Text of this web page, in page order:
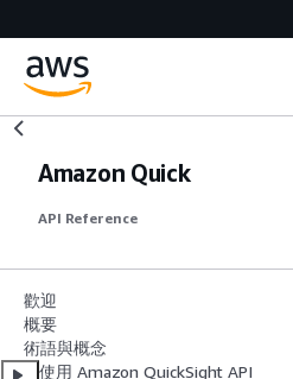
Amazon Quick
API Reference
歡迎
概要
術語與概念
使用 Amazon QuickSight API